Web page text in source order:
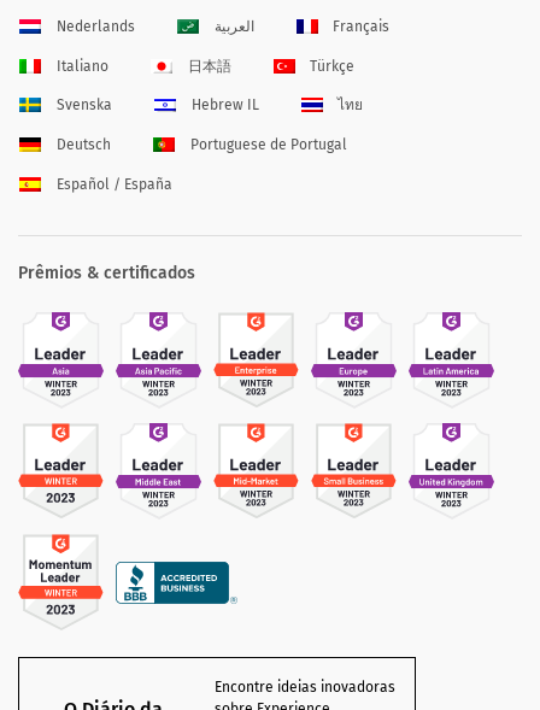
Nederlands العربية Français
Italiano 日本語 Türkçe
Svenska Hebrew IL ไทย
Deutsch Portuguese de Portugal
Español / España
Prêmios & certificados
Encontre ideias inovadoras